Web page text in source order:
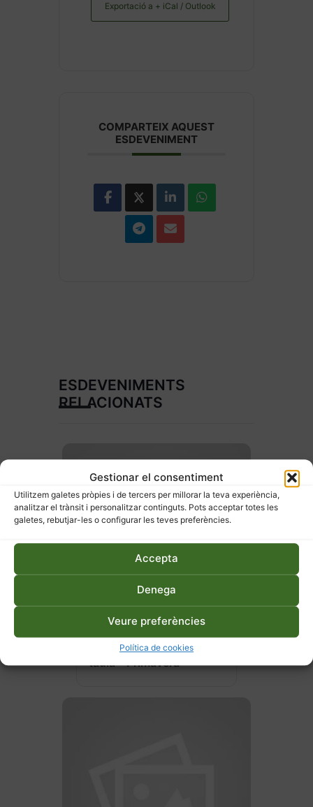
Gestionar el consentiment
Utilitzem galetes pròpies i de tercers per millorar la teva experiència,
analitzar el trànsit i personalitzar continguts. Pots acceptar totes les
galetes, rebutjar-les o configurar les teves preferències.
Accepta
Denega
Veure preferències
Política de cookies
Exportació a + iCal / Outlook
COMPARTEIX AQUEST
ESDEVENIMENT
ESDEVENIMENTS
RELACIONATS
27 d'abril de 2026
Hort ecològic a terra o en
taula – Primavera